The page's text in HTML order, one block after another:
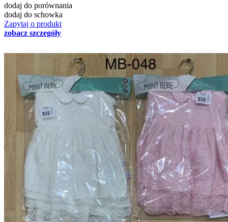
dodaj do porównania
dodaj do schowka
Zapytaj o produkt
zobacz szczegóły